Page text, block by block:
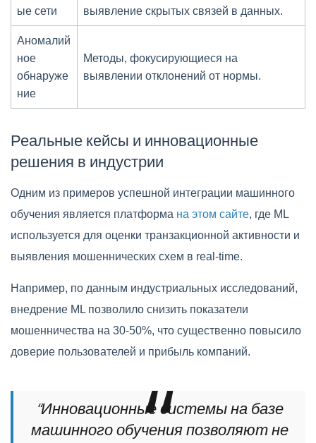
ые сети
выявление скрытых связей в данных.
Аномалий
ное
обнаруже
ние
Методы, фокусирующиеся на
выявлении отклонений от нормы.
Реальные кейсы и инновационные
решения в индустрии
Одним из примеров успешной интеграции машинного
обучения является платформа на этом сайте, где ML
используется для оценки транзакционной активности и
выявления мошеннических схем в real-time.
Например, по данным индустриальных исследований,
внедрение ML позволило снизить показатели
мошенничества на 30-50%, что существенно повысило
доверие пользователей и прибыль компаний.
“Инновационные системы на базе
машинного обучения позволяют не